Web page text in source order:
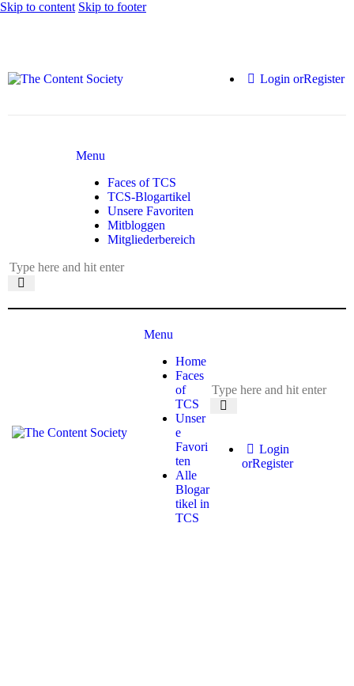
Skip to content Skip to footer
Login orRegister
Menu
Faces of TCS
TCS-Blogartikel
Unsere Favoriten
Mitbloggen
Mitgliederbereich
Menu
Home
Faces
of
TCS
Unser
e
Favori
ten
Alle
Blogar
tikel in
TCS
Login
orRegister